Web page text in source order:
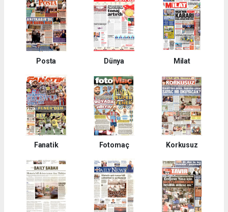
Posta Dünya Milat
Fanatik Fotomaç Korkusuz